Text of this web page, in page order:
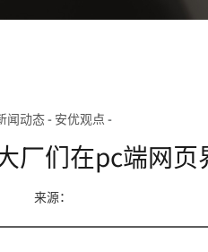
闻动态- 安优观点 -
厂们在pc端网
来源：